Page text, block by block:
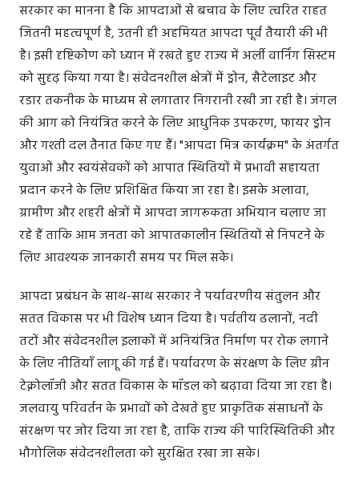
सरकार का मानना है कि आपदाओं से बचाव के लिए त्वरित राहत
जितनी महत्वपूर्ण है, उतनी ही अहमियत आपदा पूर्व तैयारी की भी
है। इसी दृष्टिकोण को ध्यान में रखते हुए राज्य में अर्ली वार्निंग सिस्टम
को सुदृढ़ किया गया है। संवेदनशील क्षेत्रों में ड्रोन, सैटेलाइट और
रडार तकनीक के माध्यम से लगातार निगरानी रखी जा रही है। जंगल
की आग को नियंत्रित करने के लिए आधुनिक उपकरण, फायर ड्रोन
और गश्ती दल तैनात किए गए हैं। "आपदा मित्र कार्यक्रम" के अंतर्गत
युवाओं और स्वयंसेवकों को आपात स्थितियों में प्रभावी सहायता
प्रदान करने के लिए प्रशिक्षित किया जा रहा है। इसके अलावा,
ग्रामीण और शहरी क्षेत्रों में आपदा जागरूकता अभियान चलाए जा
रहे हैं ताकि आम जनता को आपातकालीन स्थितियों से निपटने के
लिए आवश्यक जानकारी समय पर मिल सके।
आपदा प्रबंधन के साथ-साथ सरकार ने पर्यावरणीय संतुलन और
सतत विकास पर भी विशेष ध्यान दिया है। पर्वतीय ढलानों, नदी
तटों और संवेदनशील इलाकों में अनियंत्रित निर्माण पर रोक लगाने
के लिए नीतियाँ लागू की गई हैं। पर्यावरण के संरक्षण के लिए ग्रीन
टेक्नोलॉजी और सतत विकास के मॉडल को बढ़ावा दिया जा रहा है।
जलवायु परिवर्तन के प्रभावों को देखते हुए प्राकृतिक संसाधनों के
संरक्षण पर जोर दिया जा रहा है, ताकि राज्य की पारिस्थितिकी और
भौगोलिक संवेदनशीलता को सुरक्षित रखा जा सके।